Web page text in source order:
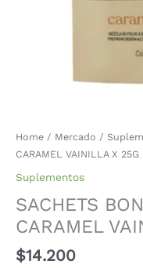
Home / Mercado /
CARAMEL VAINILLA X 25G
Suplementos
SACHETS
CARAMEL
$14.200